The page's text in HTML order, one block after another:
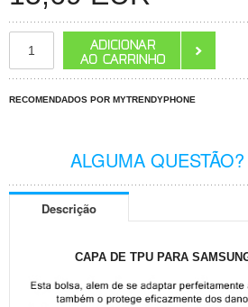
RECOMENDADOS POR MYTRENDYPHONE
ALGUMA QUESTÃO?
Descrição
CAPA DE TPU PARA